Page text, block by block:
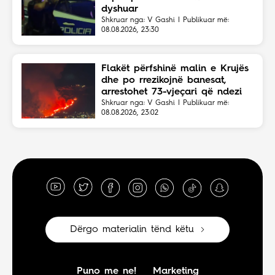
dyshuar
Shkruar nga: V Gashi | Publikuar më:
08.08.2026, 23:30
Flakët përfshinë malin e Krujës
dhe po rrezikojnë banesat,
arrestohet 73-vjeçari që ndezi
zjarrin për të djegur barin
Shkruar nga: V Gashi | Publikuar më:
08.08.2026, 23:02
Dërgo materialin tënd këtu
Puno me ne! Marketing